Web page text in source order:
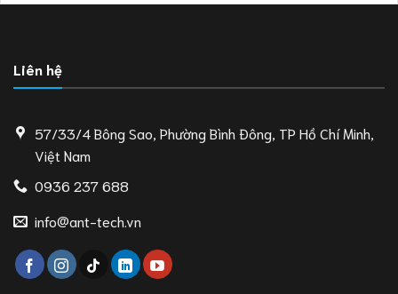
Liên hệ
57/33/4 Bông Sao, Phường Bình Đông, TP Hồ Chí Minh,
Việt Nam
0936 237 688
info@ant-tech.vn